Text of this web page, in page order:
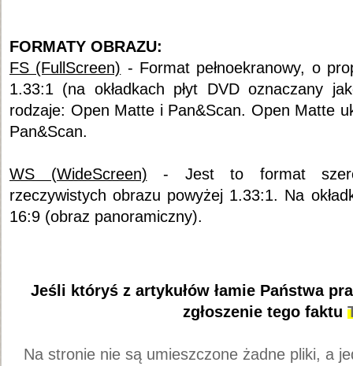
FORMATY OBRAZU:
FS (FullScreen) - Format pełnoekranowy, o
1.33:1 (na okładkach płyt DVD oznaczany
rodzaje: Open Matte i Pan&Scan. Open Matte
Pan&Scan.
WS (WideScreen) - Jest to format
rzeczywistych obrazu powyżej 1.33:1. Na
16:9 (obraz panoramiczny).
Jeśli któryś z artykułów łamie Państwa
zgłoszenie tego faktu
Na stronie nie są umieszczone żadne pliki, a